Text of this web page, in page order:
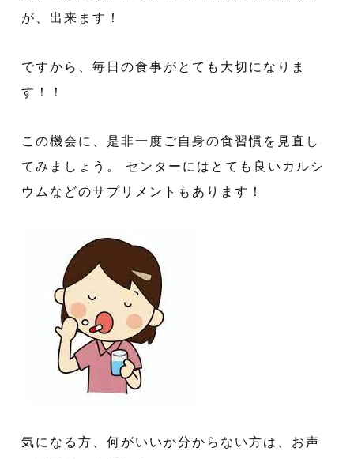
が、出来ます！
ですから、毎日の食事がとても大切になりま
す！！
この機会に、是非一度ご自身の食習慣を見直し
てみましょう。 センターにはとても良いカルシ
ウムなどのサプリメントもあります！
気になる方、何がいいか分からない方は、お声